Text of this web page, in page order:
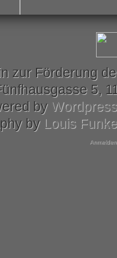
zur Förderung
5,
by Wordpress
by Louis Funke
Anmelden